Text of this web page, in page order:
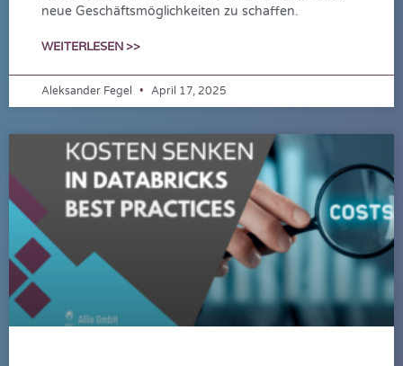
neue Geschäftsmöglichkeiten zu schaffen.
WEITERLESEN >>
Aleksander Fegel April 17, 2025